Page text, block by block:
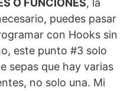
O FUNCIONES, la
puedes pasar
con Hooks sin
este punto #3 solo
sepas que hay varias
no solo una. Mi